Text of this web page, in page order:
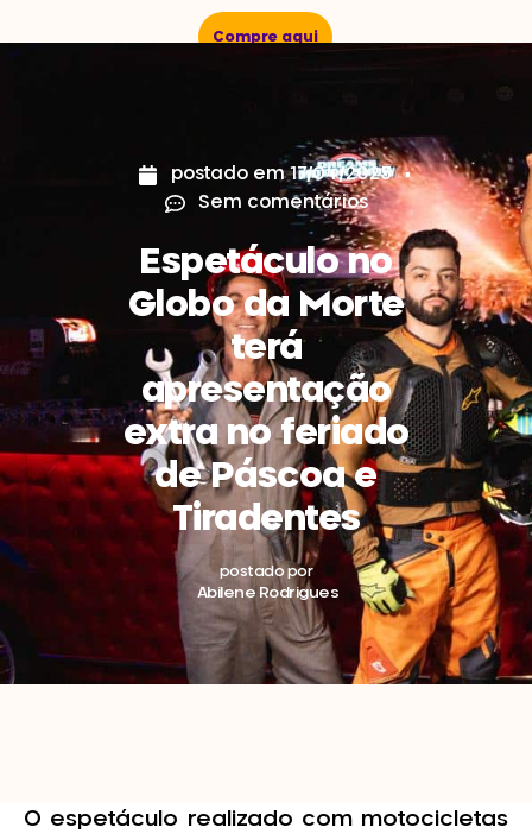
Compre aqui
postado em 17/04/2025
Sem comentários
Espetáculo no
Globo da Morte
terá
apresentação
extra no feriado
de Páscoa e
Tiradentes
postado por
Abilene Rodrigues
O espetáculo realizado com motocicletas